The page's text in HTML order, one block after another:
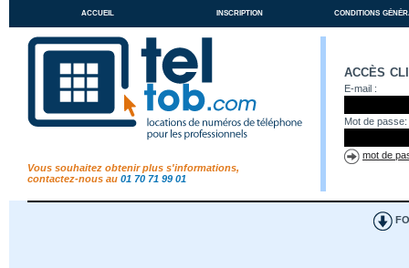
accueil inscription conditions
Vous souhaitez obtenir plus s'informations,
contactez-nous au 01 70 71 99 01
accès
E-mail :
Mot de passe:
mot de